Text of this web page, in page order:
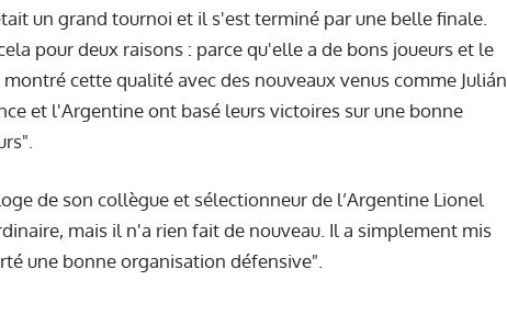
un grand tournoi et il s'est terminé par une belle finale.
pour deux raisons : parce qu'elle a de bons joueurs et le
cette qualité avec des nouveaux venus comme Julián
et l'Argentine ont basé leurs victoires sur une bonne
de son collègue et sélectionneur de l’Argentine Lionel
mais il n'a rien fait de nouveau. Il a simplement mis
une bonne organisation défensive".